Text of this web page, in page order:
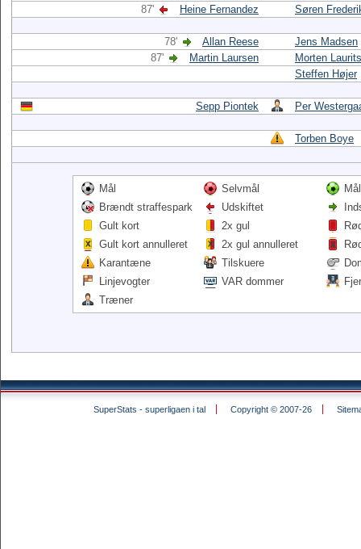
87'
Heine Fernandez Søren
78' Allan Reese
Jens Madsen
87'
Martin Laursen
Morten
Steffen Højer
Sepp Piontek Per
Torben Boye
Mål Selvmål
Brændt straffespark
Udskiftet
Gult kort
2x gul
Gult kort annulleret
2x gul annulleret
Karantæne
Tilskuere
Linjevogter
VAR dommer
Træner
SuperStats - superligaen i tal Copyright © 2007-26